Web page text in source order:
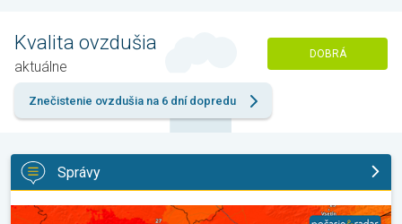
Kvalita ovzdušia
aktuálne
DOBRÁ
Znečistenie ovzdušia na 6 dní dopredu
Správy
Bol prekonaný rekord minimálnej teploty. Extrémne horúčavy